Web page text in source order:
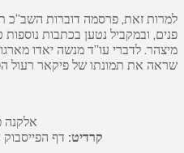
למרות זאת, פרסמה דוברות השב”כ
פנים, ובמקביל נטען בכתבות נוספות
מיצהר. לדברי עו”ד מנשה יאדו
שראה את תמונתו של פיקאר רעול
אלקנה
קרדיט: דף הפייסבוק